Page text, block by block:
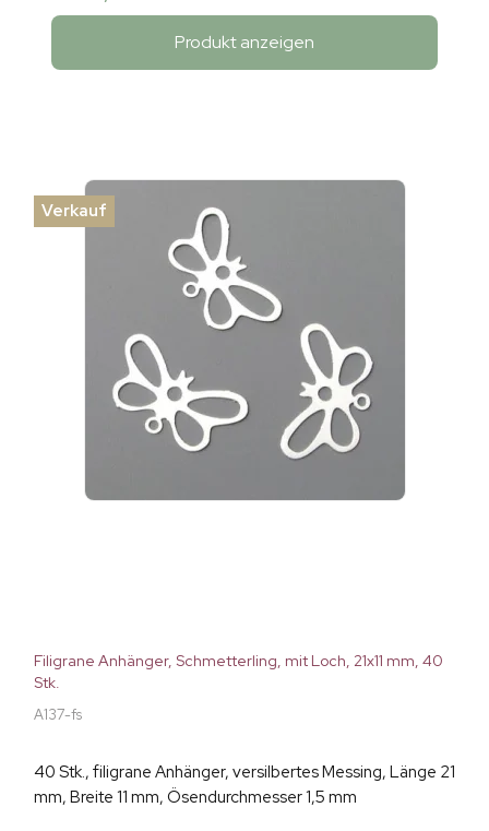
Produkt anzeigen
Verkauf
Filigrane Anhänger, Schmetterling, mit Loch, 21x11 mm, 40
Stk.
A137-fs
40 Stk., filigrane Anhänger, versilbertes Messing, Länge 21
mm, Breite 11 mm, Ösendurchmesser 1,5 mm